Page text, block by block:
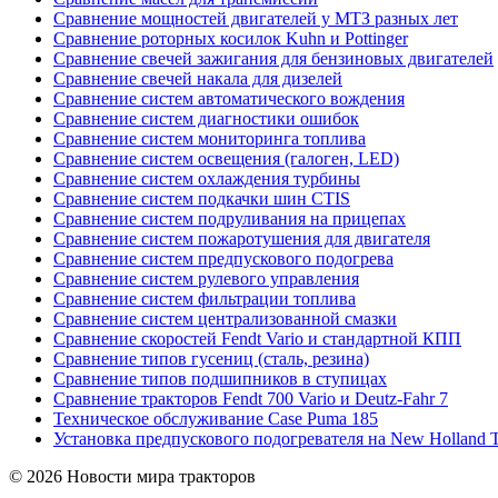
Сравнение мощностей двигателей у МТЗ разных лет
Сравнение роторных косилок Kuhn и Pottinger
Сравнение свечей зажигания для бензиновых двигателей
Сравнение свечей накала для дизелей
Сравнение систем автоматического вождения
Сравнение систем диагностики ошибок
Сравнение систем мониторинга топлива
Сравнение систем освещения (галоген, LED)
Сравнение систем охлаждения турбины
Сравнение систем подкачки шин CTIS
Сравнение систем подруливания на прицепах
Сравнение систем пожаротушения для двигателя
Сравнение систем предпускового подогрева
Сравнение систем рулевого управления
Сравнение систем фильтрации топлива
Сравнение систем централизованной смазки
Сравнение скоростей Fendt Vario и стандартной КПП
Сравнение типов гусениц (сталь, резина)
Сравнение типов подшипников в ступицах
Сравнение тракторов Fendt 700 Vario и Deutz-Fahr 7
Техническое обслуживание Case Puma 185
Установка предпускового подогревателя на New Holland
© 2026 Новости мира тракторов